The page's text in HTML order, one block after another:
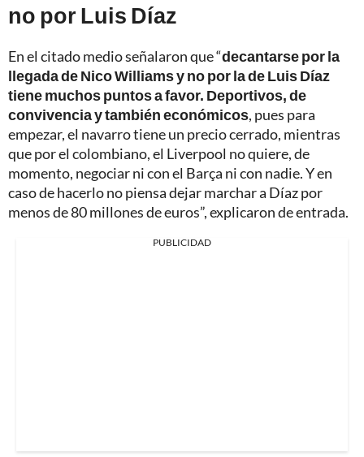
no por Luis Díaz
En el citado medio señalaron que “decantarse por la
llegada de Nico Williams y no por la de Luis Díaz
tiene muchos puntos a favor. Deportivos, de
convivencia y también económicos, pues para
empezar, el navarro tiene un precio cerrado, mientras
que por el colombiano, el Liverpool no quiere, de
momento, negociar ni con el Barça ni con nadie. Y en
caso de hacerlo no piensa dejar marchar a Díaz por
menos de 80 millones de euros”, explicaron de entrada.
PUBLICIDAD